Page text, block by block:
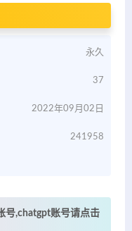
永久
37
2022年09月02日
241958
号,chatgpt账号请点击